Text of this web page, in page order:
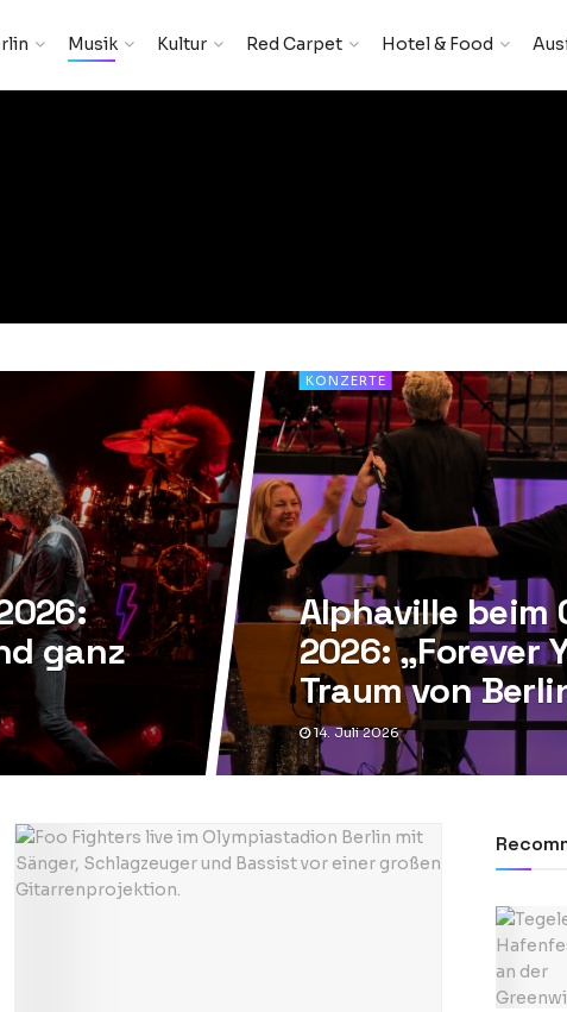
Musik Kultur Red Carpet Hotel & Food
ganz
KONZERTE
Alphaville beim
2026: „Forever
Traum von
14. Juli 2026